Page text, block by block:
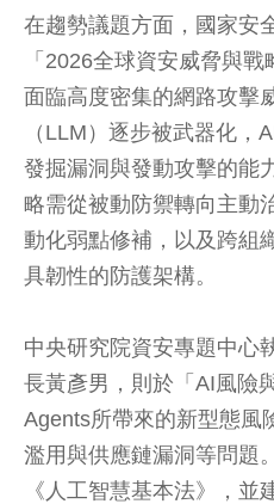
在趨勢議題方面，國家安
「2026全球資安威脅與
面臨高度密集的網路攻擊
（LLM）逐步被武器化，
發掘漏洞與發動攻擊的能
略需從被動防禦轉向主動
動化弱點修補，以及跨組
具韌性的防護架構。
中央研究院資安專題中心
長黃彥男，則於「AI風險
Agents所帶來的新型態風
濫用與供應鏈漏洞等問題
《人工智慧基本法》，